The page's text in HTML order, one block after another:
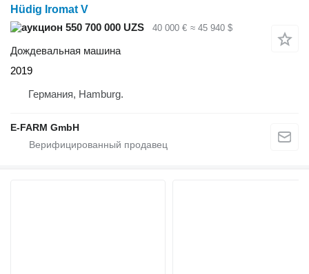
Hüdig Iromat V
550 700 000 UZS
40 000 € ≈ 45 940 $
Дождевальная машина
2019
Германия, Hamburg.
E-FARM GmbH